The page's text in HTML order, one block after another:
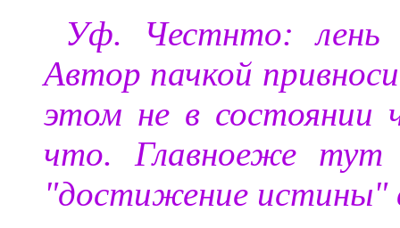
Уф. Честнто: лень
Автор пачкой
этом не в состоянии
что. Главноеже тут
"достижение истины"